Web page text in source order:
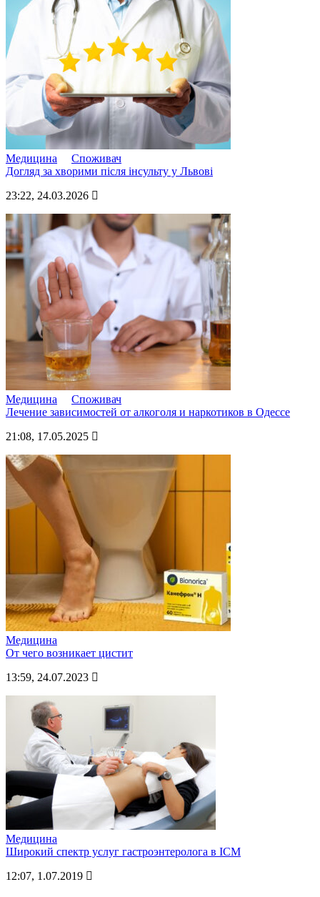
Медицина
Споживач
Догляд за хворими після інсульту у Львові
23:22, 24.03.2026
Медицина
Споживач
Лечение зависимостей от алкоголя и наркотиков в Одессе
21:08, 17.05.2025
Медицина
От чего возникает цистит
13:59, 24.07.2023
Медицина
Широкий спектр услуг гастроэнтеролога в ICM
12:07, 1.07.2019